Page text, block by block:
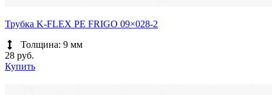
Трубка K-FLEX PE FRIGO 09×028-2
Толщина: 9 мм
28 руб.
Купить